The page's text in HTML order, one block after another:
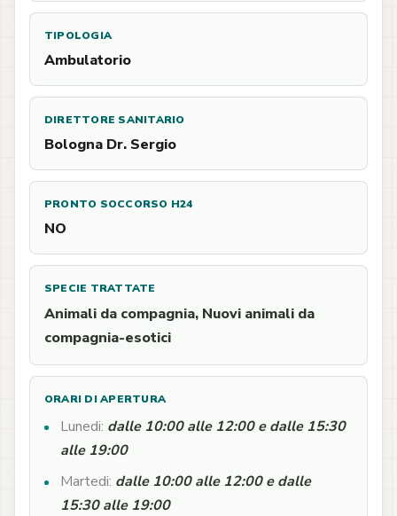
TIPOLOGIA
Ambulatorio
DIRETTORE SANITARIO
Bologna Dr. Sergio
PRONTO SOCCORSO H24
NO
SPECIE TRATTATE
Animali da compagnia, Nuovi animali da
compagnia-esotici
ORARI DI APERTURA
Lunedi: dalle 10:00 alle 12:00 e dalle 15:30
alle 19:00
Martedi: dalle 10:00 alle 12:00 e dalle
15:30 alle 19:00